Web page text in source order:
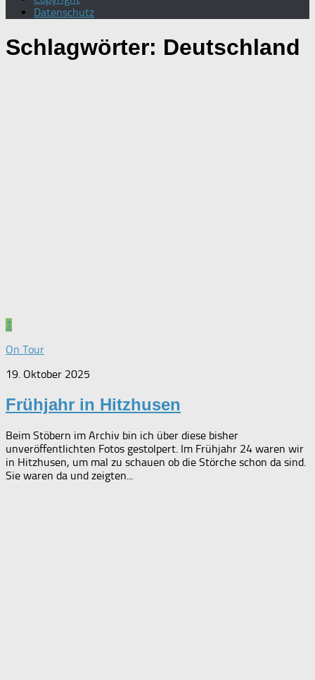
Datenschutz
Schlagwörter: Deutschland
1
On Tour
19. Oktober 2025
Frühjahr in Hitzhusen
Beim Stöbern im Archiv bin ich über diese bisher
unveröffentlichten Fotos gestolpert. Im Frühjahr 24 waren wir
in Hitzhusen, um mal zu schauen ob die Störche schon da sind.
Sie waren da und zeigten...